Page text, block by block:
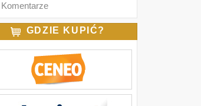
Komentarze
GDZIE KUPIĆ?